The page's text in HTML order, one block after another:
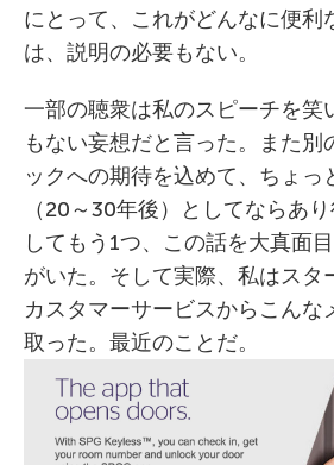
にとって、これがどんなに便利
は、説明の必要もない。
一部の聴衆は私のスピーチを笑
もない妄想だと言った。また別
ックへの期待を込めて、ちょっ
（20～30年後）としてならあ
してもう1つ、この話を大真面
がいた。そして実際、私はスタ
カスタマーサービスからこんな
取った。最近のことだ。